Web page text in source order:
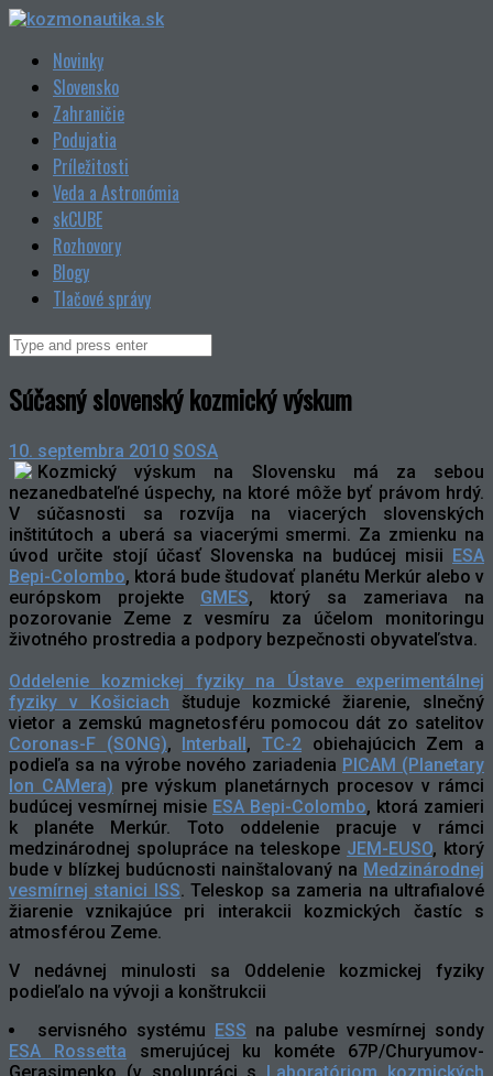
Skip
contentNovinky
Slovensko
Zahraničie
Podujatia
Príležitosti
Veda a Astronómia
skCUBE
Rozhovory
Blogy
Tlačové správy
Search
Súčasný slovenský kozmický výskum
10. septembra 2010 SOSA
Kozmický výskum na Slovensku má za sebou
nezanedbateľné úspechy, na ktoré môže byť právom hrdý.
V súčasnosti sa rozvíja na viacerých slovenských
inštitútoch a uberá sa viacerými smermi. Za zmienku na
úvod určite stojí účasť Slovenska na budúcej misii ESA
Bepi-Colombo, ktorá bude študovať planétu Merkúr alebo v
európskom projekte GMES, ktorý sa zameriava na
pozorovanie Zeme z vesmíru za účelom monitoringu
životného prostredia a podpory bezpečnosti obyvateľstva.
Oddelenie kozmickej fyziky na Ústave experimentálnej
fyziky v Košiciach študuje kozmické žiarenie, slnečný
vietor a zemskú magnetosféru pomocou dát zo satelitov
Coronas-F (SONG), Interball,TC-2 obiehajúcich Zem a
podieľa sa na výrobe nového zariadenia PICAM (Planetary
Ion CAMera) pre výskum planetárnych procesov v rámci
budúcej vesmírnej misie ESA Bepi-Colombo, ktorá zamieri
k planéte Merkúr. Toto oddelenie pracuje v rámci
medzinárodnej spolupráce na teleskope JEM-EUSO, ktorý
bude v blízkej budúcnosti nainštalovaný na Medzinárodnej
vesmírnej stanici ISS. Teleskop sa zameria na ultrafialové
žiarenie vznikajúce pri interakcii kozmických častíc s
atmosférou Zeme.
V nedávnej minulosti sa Oddelenie kozmickej fyziky
podieľalo na vývoji a konštrukcii
servisného systému ESS na palube vesmírnej sondy
ESA Rossetta smerujúcej ku kométe 67P/Churyumov-